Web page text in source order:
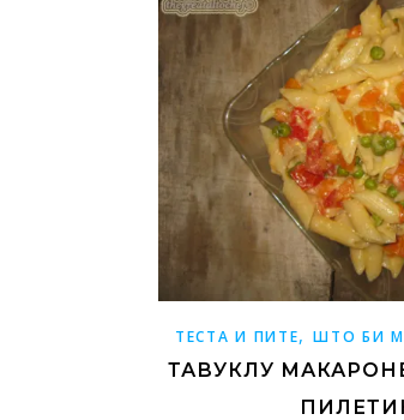
ТЕСТА И ПИТЕ,ШТО БИ
ТАВУКЛУ